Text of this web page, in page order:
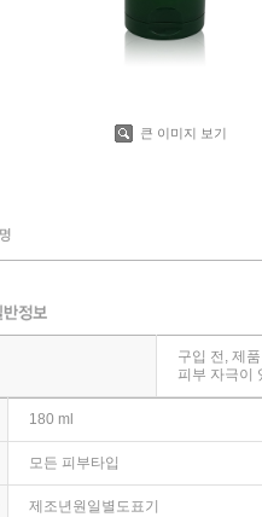
큰 이미지 보기
구입 전, 제
피부 자극이
180 ml
모든 피부타입
제조년원일별도표기